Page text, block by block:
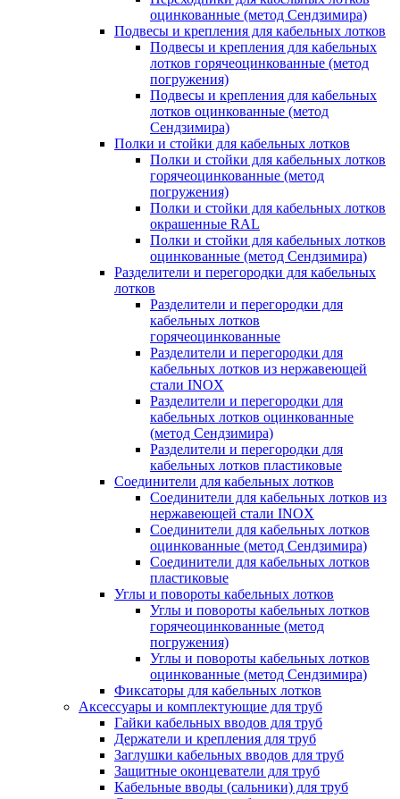
оцинкованные (метод Сендзимира)
Подвесы и крепления для кабельных лотков
Подвесы и крепления для кабельных
лотков горячеоцинкованные (метод
погружения)
Подвесы и крепления для кабельных
лотков оцинкованные (метод
Сендзимира)
Полки и стойки для кабельных лотков
Полки и стойки для кабельных лотков
горячеоцинкованные (метод
погружения)
Полки и стойки для кабельных лотков
окрашенные RAL
Полки и стойки для кабельных лотков
оцинкованные (метод Сендзимира)
Разделители и перегородки для кабельных
лотков
Разделители и перегородки для
кабельных лотков
горячеоцинкованные
Разделители и перегородки для
кабельных лотков из нержавеющей
стали INOX
Разделители и перегородки для
кабельных лотков оцинкованные
(метод Сендзимира)
Разделители и перегородки для
кабельных лотков пластиковые
Соединители для кабельных лотков
Соединители для кабельных лотков из
нержавеющей стали INOX
Соединители для кабельных лотков
оцинкованные (метод Сендзимира)
Соединители для кабельных лотков
пластиковые
Углы и повороты кабельных лотков
Углы и повороты кабельных лотков
горячеоцинкованные (метод
погружения)
Углы и повороты кабельных лотков
оцинкованные (метод Сендзимира)
Фиксаторы для кабельных лотков
Аксессуары и комплектующие для труб
Гайки кабельных вводов для труб
Держатели и крепления для труб
Заглушки кабельных вводов для труб
Защитные оконцеватели для труб
Кабельные вводы (сальники) для труб